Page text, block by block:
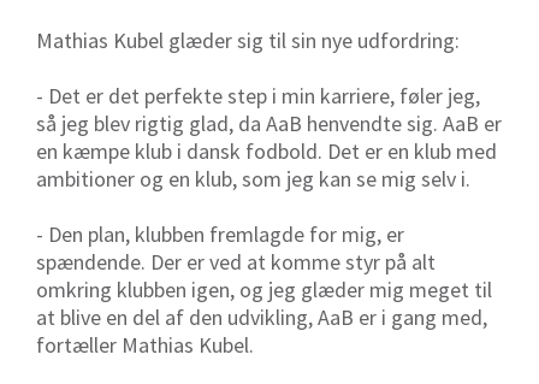
Mathias Kubel glæder sig til sin nye udfordring:
- Det er det perfekte step i min karriere, føler jeg,
så jeg blev rigtig glad, da AaB henvendte sig. AaB er
en kæmpe klub i dansk fodbold. Det er en klub med
ambitioner og en klub, som jeg kan se mig selv i.
- Den plan, klubben fremlagde for mig, er
spændende. Der er ved at komme styr på alt
omkring klubben igen, og jeg glæder mig meget til
at blive en del af den udvikling, AaB er i gang med,
fortæller Mathias Kubel.